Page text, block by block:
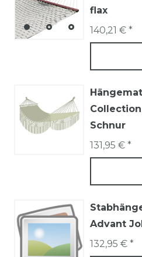
flax
140,21 € *
Schnur
131,95 € *
Advant
132,95 € *